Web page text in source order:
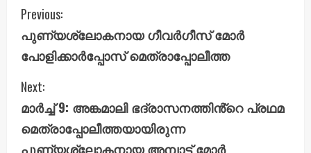
C
o
n
t
i
Previous:
പുണ്യശ്ലോകനായ ഗീവർഗീസ് മോർ
പോളിക്കാർപ്പോസ് മെത്രാപ്പോലീത്ത
Next:
മാർച്ച് 9: അങ്കമാലി ഭദ്രാസനത്തിൻ്റെ പ്രഥമ
മെത്രാപ്പോലീത്തയായിരുന്ന
പുണ്യശ്ലോകനായ അമ്പാട്ട് മോർ